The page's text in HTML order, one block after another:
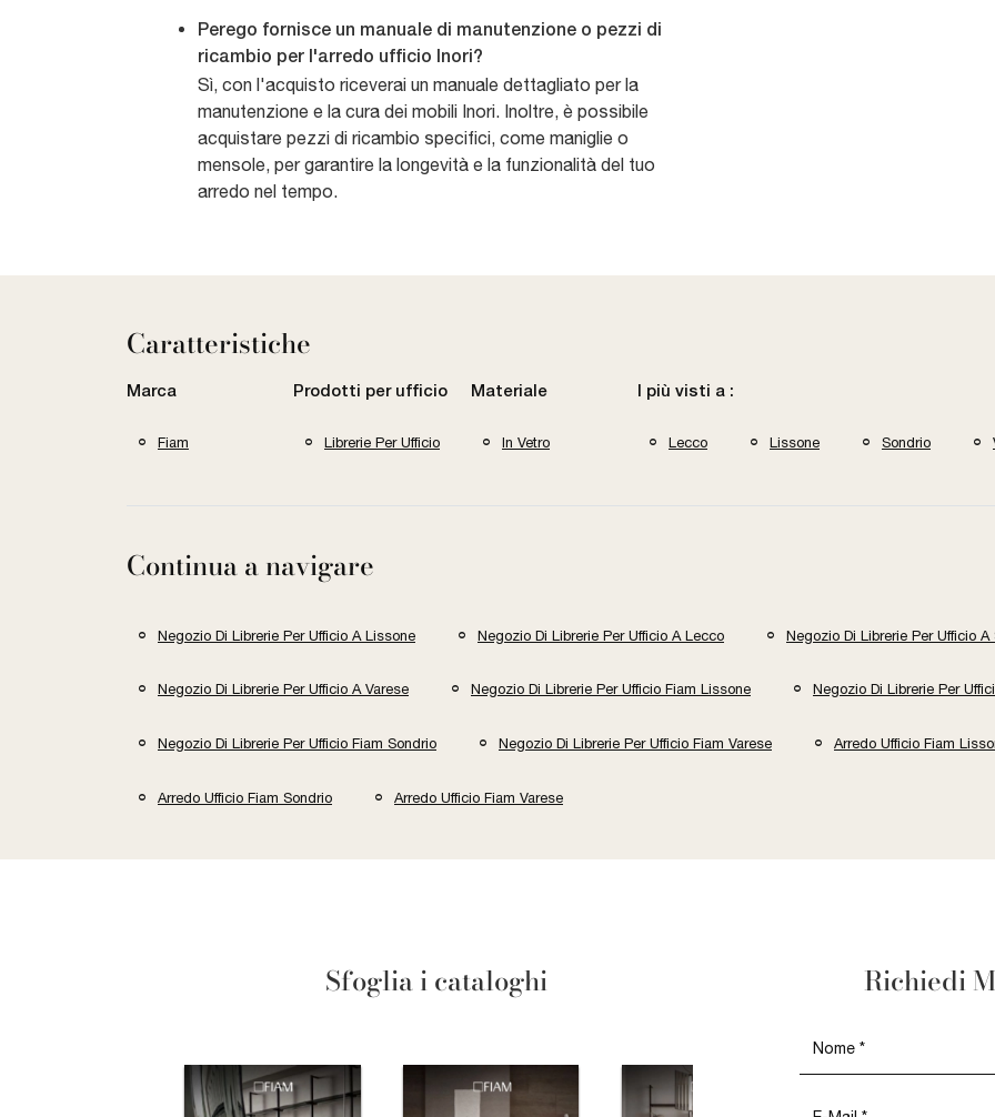
Perego fornisce un manuale di manutenzione o pezzi di
ricambio per l'arredo ufficio Inori?
Sì, con l'acquisto riceverai un manuale dettagliato per la
manutenzione e la cura dei mobili Inori. Inoltre, è possibile
acquistare pezzi di ricambio specifici, come maniglie o
mensole, per garantire la longevità e la funzionalità del tuo
arredo nel tempo.
Caratteristiche
Marca
Fiam
Prodotti per ufficio
Librerie Per Ufficio
Materiale
In Vetro
I più visti a :
Lecco Lissone Sondrio
Continua a navigare
Negozio Di Librerie Per Ufficio A Lissone Negozio Di Librerie Per Ufficio A Lecco Negozio Di Librerie Per Ufficio A
Negozio Di Librerie Per Ufficio A Varese Negozio Di Librerie Per Ufficio Fiam Lissone Negozio Di Librerie Per
Negozio Di Librerie Per Ufficio Fiam Sondrio Negozio Di Librerie Per Ufficio Fiam Varese Arredo Ufficio Fiam
Arredo Ufficio Fiam Sondrio Arredo Ufficio Fiam Varese
Sfoglia i cataloghi Richiedi